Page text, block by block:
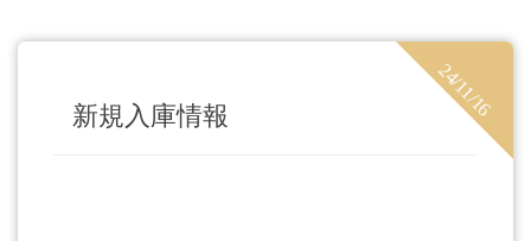
新規入庫情報 24/11/16